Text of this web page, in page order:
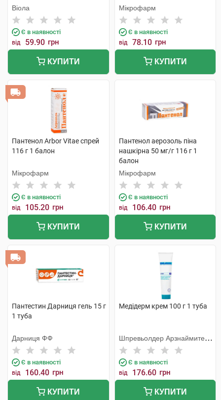
Віола
Є в наявності
від 59.90 грн
КУПИТИ
Мікрофарм
Є в наявності
від 78.10 грн
КУПИТИ
Пантенол Arbor Vitae спрей
116 г 1 балон
Мікрофарм
Є в наявності
від 105.20 грн
КУПИТИ
Пантенол аерозоль піна
нашкірна 50 мг/г 116 г 1
балон
Мікрофарм
Є в наявності
від 106.40 грн
КУПИТИ
Пантестин Дарниця гель 15 г
1 туба
Дарниця ФФ
Є в наявності
від 160.40 грн
КУПИТИ
Медідерм крем 100 г 1 туба
Шпревьолдер Арзнаймитель
Гмбх
Є в наявності
від 176.60 грн
КУПИТИ